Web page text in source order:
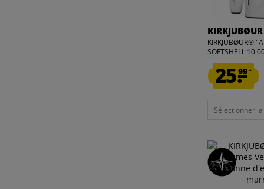
KIRKJUBØUR
KIRKJUBØUR®
SOFTSHELL 10
25.99*
Sélectionner